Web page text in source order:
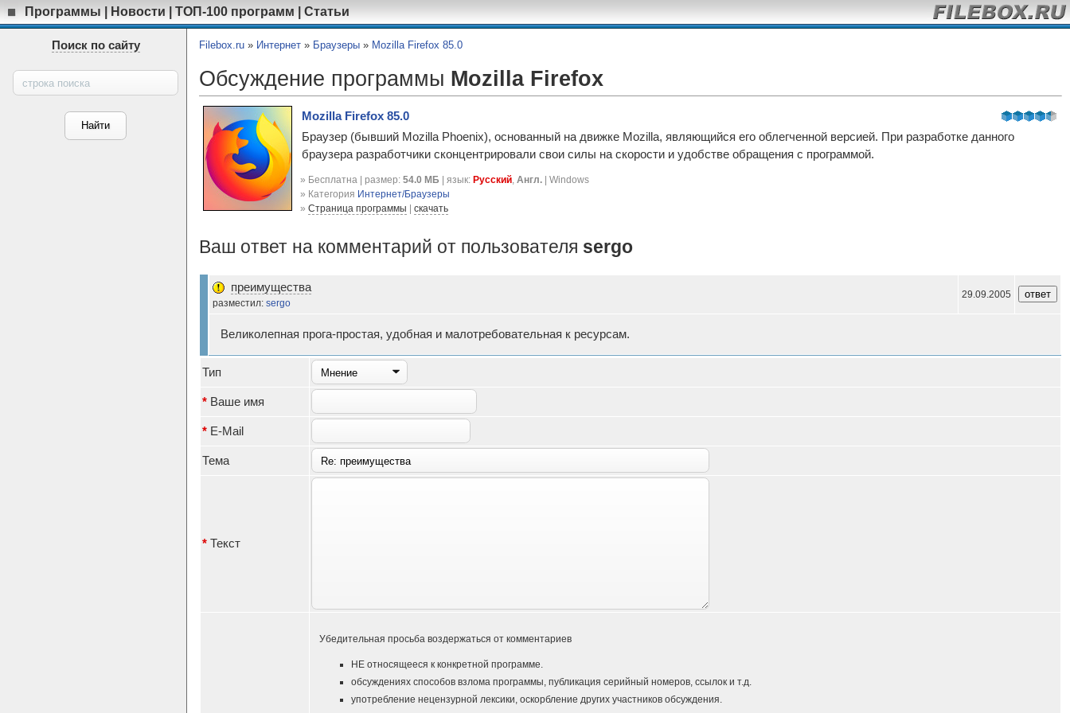
Программы Новости ТОП-100 программ Статьи
Поиск по сайту Filebox.ru » Интернет » Браузеры » Mozilla Firefox 85.0
Обсуждение программы Mozilla Firefox
Mozilla Firefox 85.0
Браузер (бывший Mozilla Phoenix), основанный на движке Mozilla, являющийся его облегченной версией. При разработке данного
браузера разработчики сконцентрировали свои силы на скорости и удобстве обращения с программой.
» Бесплатна | размер: 54.0 МБ | язык: Русский, Англ. | Windows
» Категория Интернет/Браузеры
» Страница программы скачать
Ваш ответ на комментарий от пользователя sergo
преимущества
разместил: sergo
29.09.2005
Великолепная прога-простая, удобная и малотребовательная к ресурсам.
Тип
* Ваше имя
* E-Mail
Тема
* Текст
Убедительная просьба воздержаться от комментариев
НЕ относящееся к конкретной программе.
обсуждениях способов взлома программы, публикация серийный номеров, ссылок и т.д.
употребление нецензурной лексики, оскорбление других участников обсуждения.